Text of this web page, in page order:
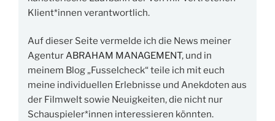
Klient*innen verantwortlich.
Auf dieser Seite vermelde ich die News meiner
AgenturABRAHAM MANAGEMENT, und in
meinem Blog „Fusselcheck“ teile ich mit euch
meine individuellen Erlebnisse und Anekdoten aus
der Filmwelt sowie Neuigkeiten, die nicht nur
Schauspieler*innen interessieren könnten.